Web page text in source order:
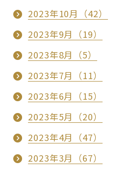
2023年10月（42）
2023年9月（19）
2023年8月（5）
2023年7月（11）
2023年6月（15）
2023年5月（20）
2023年4月（47）
2023年3月（67）